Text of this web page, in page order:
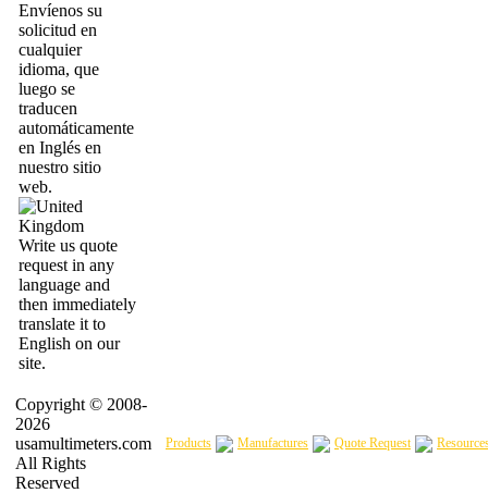
Envíenos su
solicitud en
cualquier
idioma, que
luego se
traducen
automáticamente
en Inglés en
nuestro sitio
web.
Write us quote
request in any
language and
then immediately
translate it to
English on our
site.
Copyright © 2008-
2026
usamultimeters.com
All Rights
Reserved
Products Manufactures Quote Request